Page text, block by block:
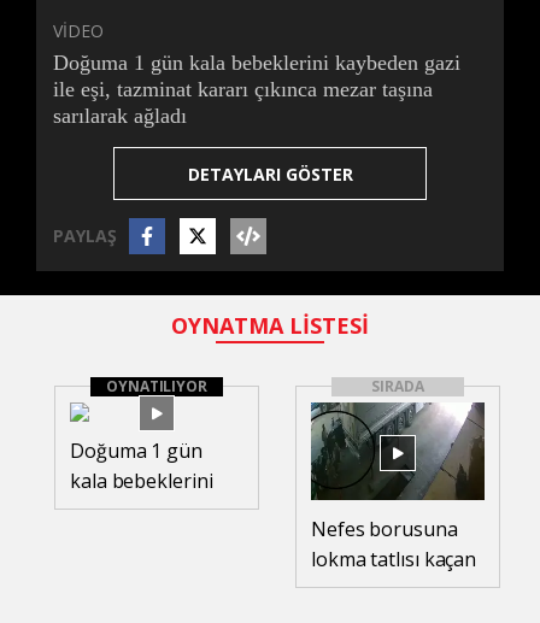
VİDEO
Doğuma 1 gün kala bebeklerini kaybeden gazi
ile eşi, tazminat kararı çıkınca mezar taşına
sarılarak ağladı
DETAYLARI GÖSTER
PAYLAŞ
OYNATMA LİSTESİ
OYNATILIYOR
Doğuma 1 gün
kala bebeklerini
kaybeden gazi ile
SIRADA
Nefes borusuna
lokma tatlısı kaçan
işçi, Heimlich